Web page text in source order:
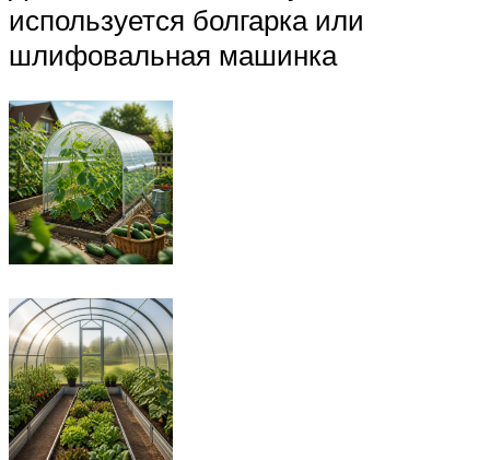
используется болгарка или
шлифовальная машинка